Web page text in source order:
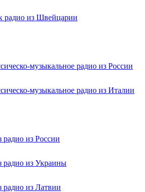
радио из Швейцарии
музыкальное радио из России
музыкальное радио из Италии
радио из России
радио из Украины
радио из Латвии